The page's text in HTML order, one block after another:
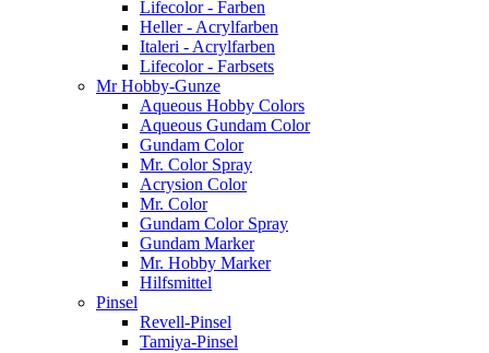
Lifecolor - Farben
Heller - Acrylfarben
Italeri - Acrylfarben
Lifecolor - Farbsets
Mr Hobby-Gunze
Aqueous Hobby Colors
Aqueous Gundam Color
Gundam Color
Mr. Color Spray
Acrysion Color
Mr. Color
Gundam Color Spray
Gundam Marker
Mr. Hobby Marker
Hilfsmittel
Pinsel
Revell-Pinsel
Tamiya-Pinsel